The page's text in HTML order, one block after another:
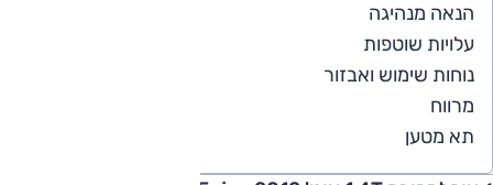
הנאה מנהיגה
עלויות שוטפות
נוחות שימוש ואבזור
מרווח
תא מטען